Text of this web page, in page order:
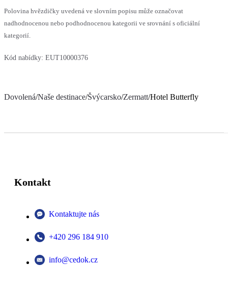
Polovina hvězdičky uvedená ve slovním popisu může označovat
nadhodnocenou nebo podhodnocenou kategorii ve srovnání s oficiální
kategorií.
Kód nabídky: EUT10000376
Dovolená/Naše destinace/Švýcarsko/Zermatt/Hotel Butterfly
Kontakt
Kontaktujte nás
+420 296 184 910
info@cedok.cz